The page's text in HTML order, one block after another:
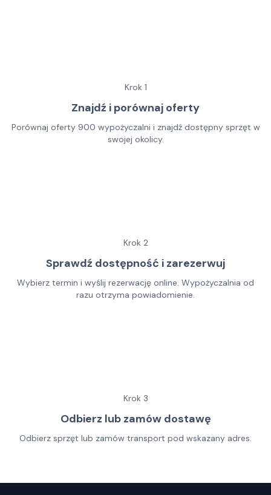
Krok 1
Znajdź i porównaj oferty
Porównaj oferty 900 wypożyczalni i znajdź dostępny sprzęt w
swojej okolicy.
Krok 2
Sprawdź dostępność i zarezerwuj
Wybierz termin i wyślij rezerwację online. Wypożyczalnia od
razu otrzyma powiadomienie.
Krok 3
Odbierz lub zamów dostawę
Odbierz sprzęt lub zamów transport pod wskazany adres.